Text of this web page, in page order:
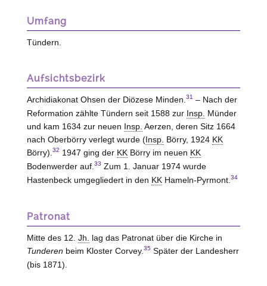
Umfang
Tündern.
Aufsichtsbezirk
Archidiakonat Ohsen der Diözese Minden. 31 – Nach der
Reformation zählte Tündern seit 1588 zur Insp. Münder
und kam 1634 zur neuen Insp. Aerzen, deren Sitz 1664
nach Oberbörry verlegt wurde (Insp. Börry, 1924 KK
Börry). 32 1947 ging der KKBörry im neuen KK
Bodenwerder auf. 33 Zum 1. Januar 1974 wurde
Hastenbeck umgegliedert in den KKHameln-Pyrmont. 34
Patronat
Mitte des 12. Jh. lag das Patronat über die Kirche in
Tunderen beim Kloster Corvey.35Später der Landesherr
(bis 1871).